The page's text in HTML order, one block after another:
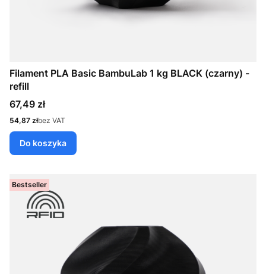
Filament PLA Basic BambuLab 1 kg BLACK (czarny) -
refill
Cena
67,49 zł
Cena
54,87 złbez VAT
Do koszyka
Bestseller